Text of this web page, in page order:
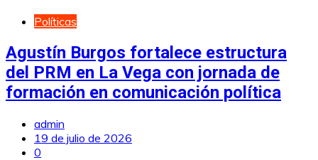
Políticas
Agustín Burgos fortalece estructura
del PRM en La Vega con jornada de
formación en comunicación política
admin
19 de julio de 2026
0